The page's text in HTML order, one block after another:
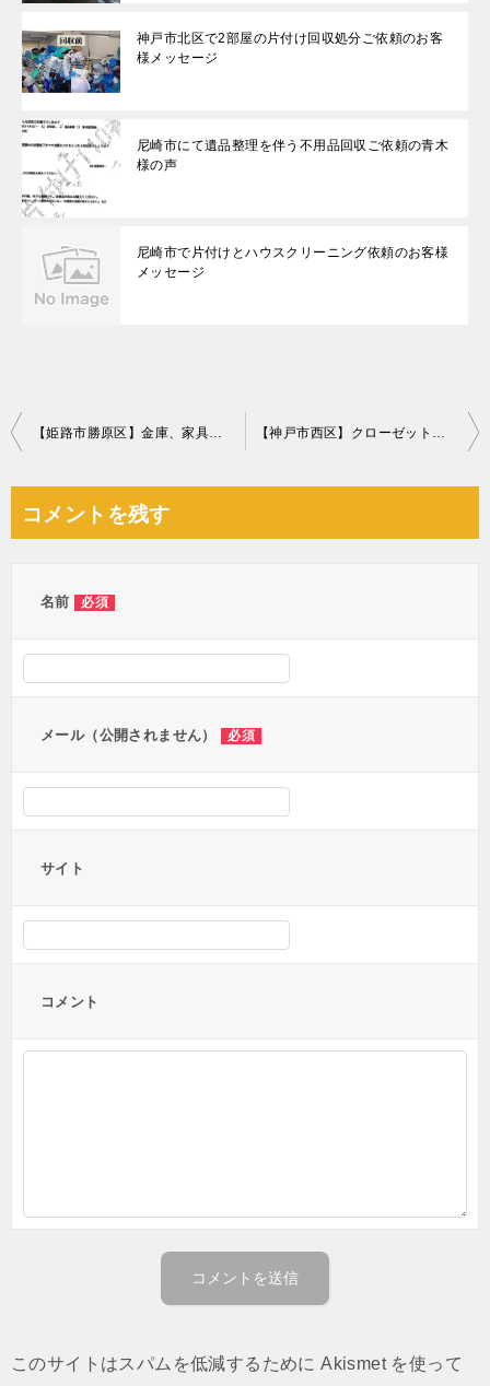
神戸市北区で2部屋の片付け回収処分ご依頼のお客
様メッセージ
尼崎市にて遺品整理を伴う不用品回収ご依頼の青木
様の声
尼崎市で片付けとハウスクリーニング依頼のお客様
メッセージ
投
ビ
【姫路市勝原区】金庫、家具の回収・処分ご依頼 お客様の声 【神戸市西区】クローゼットの回収・処分ご依頼 お客様の声
コメントを残す
名前 必須
メール（公開されません） 必須
サイト
コメント
このサイトはスパムを低減するために Akismet を使って